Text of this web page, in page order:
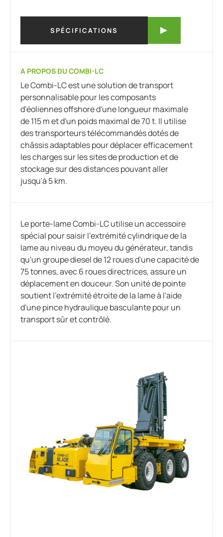
SPÉCIFICATIONS
A PROPOS DU COMBI-LC
Le Combi-LC est une solution de transport
personnalisable pour les composants
d'éoliennes offshore d'une longueur maximale
de 115 m et d'un poids maximal de 70 t. Il utilise
des transporteurs télécommandés dotés de
châssis adaptables pour déplacer efficacement
les charges sur les sites de production et de
stockage sur des distances pouvant aller
jusqu'à 5 km.
Le porte-lame Combi-LC utilise un accessoire
spécial pour saisir l'extrémité cylindrique de la
lame au niveau du moyeu du générateur, tandis
qu'un groupe diesel de 12 roues d'une capacité de
75 tonnes, avec 6 roues directrices, assure un
déplacement en douceur. Son unité de pointe
soutient l'extrémité étroite de la lame à l'aide
d'une pince hydraulique basculante pour un
transport sûr et contrôlé.